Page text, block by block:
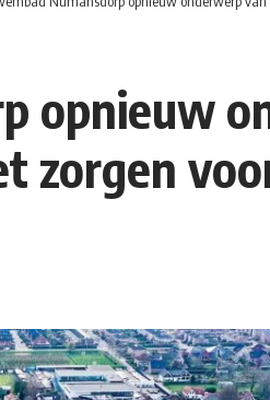
opnieuw
zorgen